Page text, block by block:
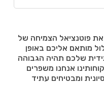
פוטנציאל הצמיחה של
מותאם אליכם באופן
שלכם תהיה הגבוהה
אנחנו משפרים
ומבטיחים עתיד